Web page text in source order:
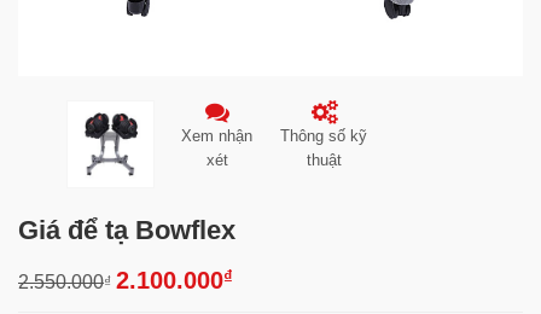
Xem nhận
xét
Thông số kỹ
thuật
Giá để tạ Bowflex
2.550.000₫ 2.100.000₫